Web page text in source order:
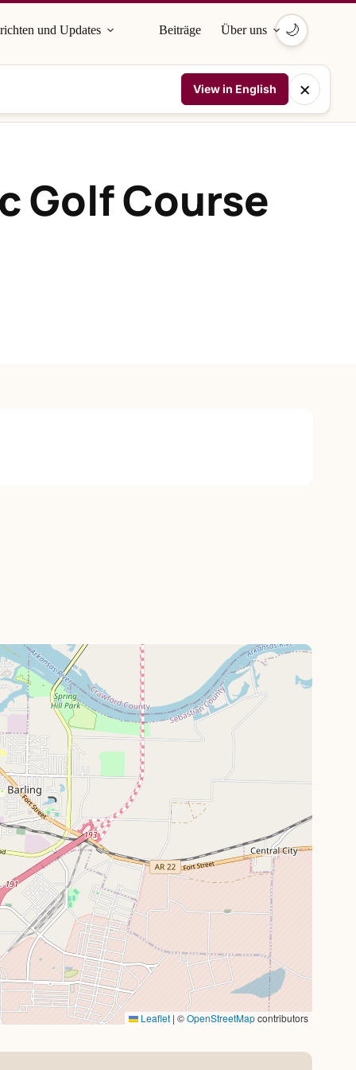
und Updates Beiträge Über uns 🌙
View in English ×
Golf Course
Leaflet | ©OpenStreetMapcontributors